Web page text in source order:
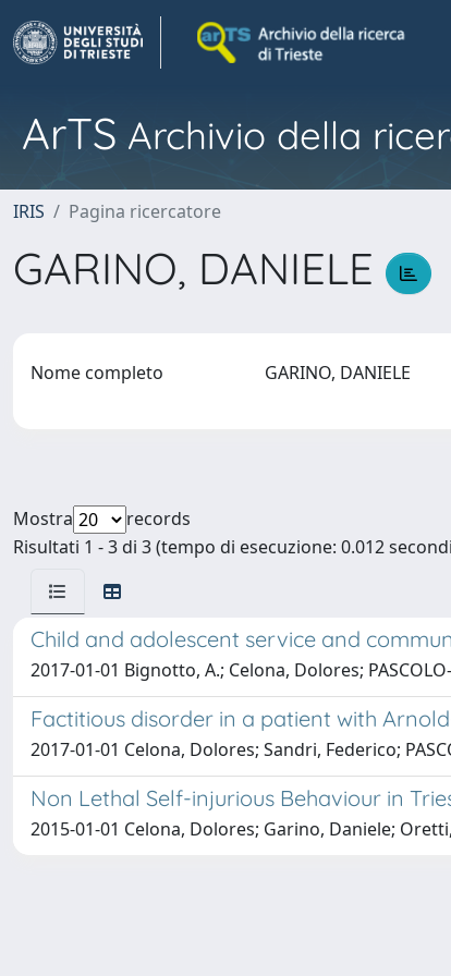
ArTS Archivio della
IRIS Pagina ricercatore
GARINO, DANIELE
Nome completo GARINO, DANIELE
Mostra
records
Risultati 1 - 3 di 3 (tempo di esecuzione: 0.012
Child and adolescent service and
2017-01-01 Bignotto, A.; Celona, Dolores;
Factitious disorder in a patient with
2017-01-01 Celona, Dolores; Sandri, Federico;
Non Lethal Self-injurious Behaviour in
2015-01-01 Celona, Dolores; Garino, Daniele;